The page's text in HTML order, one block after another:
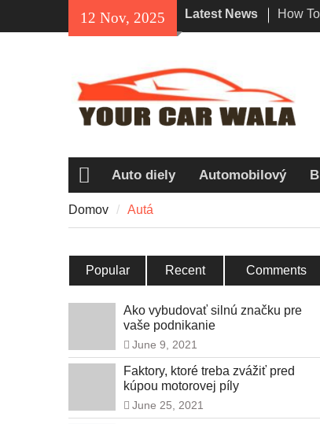
12 Nov, 2025 Latest News
How
Navi
Domov
Auto diely Automobilový
Domov Autá
Popular Recent Comments
Ako vybudovať silnú značku pre
vaše podnikanie
June 9, 2021
Faktory, ktoré treba zvážiť pred
kúpou motorovej píly
June 25, 2021